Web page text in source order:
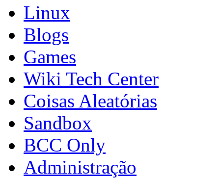
Linux
Blogs
Games
Wiki Tech Center
Coisas Aleatórias
Sandbox
BCC Only
Administração